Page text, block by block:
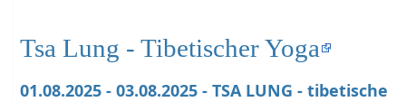
Tsa Lung - Tibetischer Yoga
01.08.2025 - 03.08.2025 - TSA LUNG - tibetische